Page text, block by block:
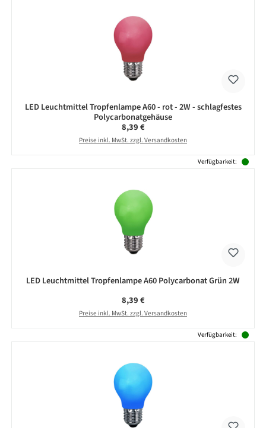
LED Leuchtmittel Tropfenlampe A60 - rot - 2W - schlagfestes
Polycarbonatgehäuse
Regulärer Preis:
8,39 €
Preise inkl. MwSt. zzgl. Versandkosten
Verfügbarkeit:
LED Leuchtmittel Tropfenlampe A60 Polycarbonat Grün 2W
Regulärer Preis:
8,39 €
Preise inkl. MwSt. zzgl. Versandkosten
Verfügbarkeit: